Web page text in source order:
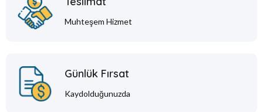
Muhteşem Hizmet
Günlük Fırsat
Kaydolduğunuzda